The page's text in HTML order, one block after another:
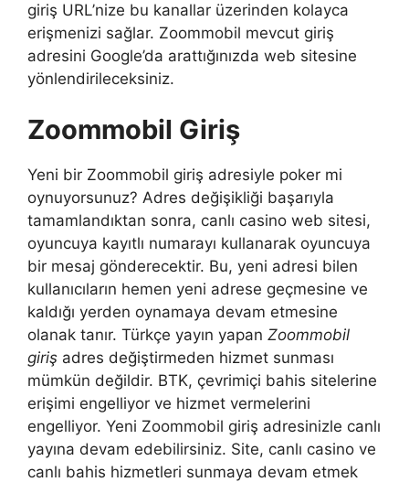
giriş URL’nize bu kanallar üzerinden kolayca
erişmenizi sağlar. Zoommobil mevcut giriş
adresini Google’da arattığınızda web sitesine
yönlendirileceksiniz.
Zoommobil Giriş
Yeni bir Zoommobil giriş adresiyle poker mi
oynuyorsunuz? Adres değişikliği başarıyla
tamamlandıktan sonra, canlı casino web sitesi,
oyuncuya kayıtlı numarayı kullanarak oyuncuya
bir mesaj gönderecektir. Bu, yeni adresi bilen
kullanıcıların hemen yeni adrese geçmesine ve
kaldığı yerden oynamaya devam etmesine
olanak tanır. Türkçe yayın yapan Zoommobil
giriş adres değiştirmeden hizmet sunması
mümkün değildir. BTK, çevrimiçi bahis sitelerine
erişimi engelliyor ve hizmet vermelerini
engelliyor. Yeni Zoommobil giriş adresinizle canlı
yayına devam edebilirsiniz. Site, canlı casino ve
canlı bahis hizmetleri sunmaya devam etmek